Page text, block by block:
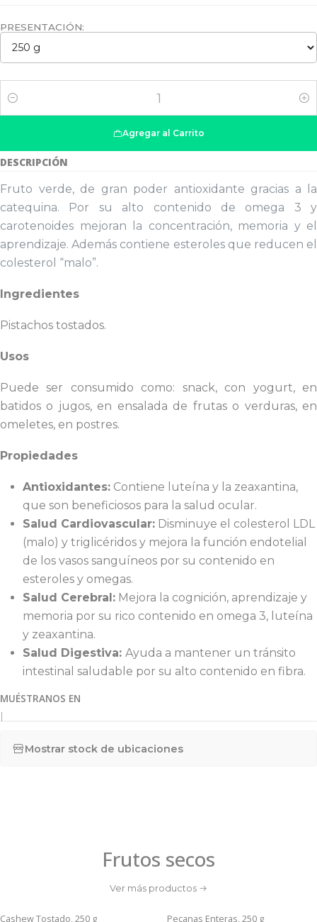
PRESENTACIÓN:
Cantidad
Agregar al Carrito
DESCRIPCIÓN
Fruto verde, de gran poder antioxidante gracias a la
catequina. Por su alto contenido de omega 3 y
carotenoides mejoran la concentración, memoria y el
aprendizaje. Además contiene esteroles que reducen el
colesterol “malo”.
Ingredientes
Pistachos tostados.
Usos
Puede ser consumido como: snack, con yogurt, en
batidos o jugos, en ensalada de frutas o verduras, en
omeletes, en postres.
Propiedades
Antioxidantes: Contiene luteína y la zeaxantina,
que son beneficiosos para la salud ocular.
Salud Cardiovascular: Disminuye el colesterol LDL
(malo) y triglicéridos y mejora la función endotelial
de los vasos sanguíneos por su contenido en
esteroles y omegas.
Salud Cerebral: Mejora la cognición, aprendizaje y
memoria por su rico contenido en omega 3, luteína
y zeaxantina.
Salud Digestiva: Ayuda a mantener un tránsito
intestinal saludable por su alto contenido en fibra.
MUÉSTRANOS EN
|
Mostrar stock de ubicaciones
Frutos secos
Ver más productos
Cashew Tostado, 250 g Pecanas Enteras, 250 g